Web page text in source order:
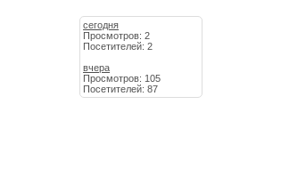
сегодня
Просмотров: 2
Посетителей: 2
вчера
Просмотров: 105
Посетителей: 87